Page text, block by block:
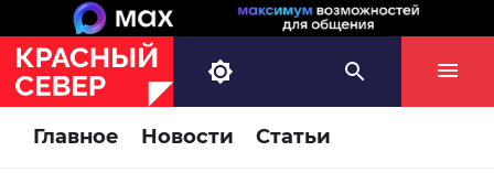
Главное Новости Статьи